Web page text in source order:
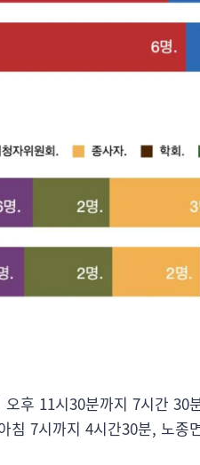
후 11시30분까지 7시간 30
7시까지 4시간30분, 노종